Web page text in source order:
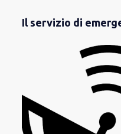
Il servizio di